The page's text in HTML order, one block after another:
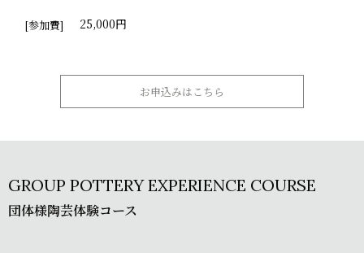
[参加費] 25,000円
お申込みはこちら
GROUP POTTERY EXPERIENCE COURSE
団体様陶芸体験コース